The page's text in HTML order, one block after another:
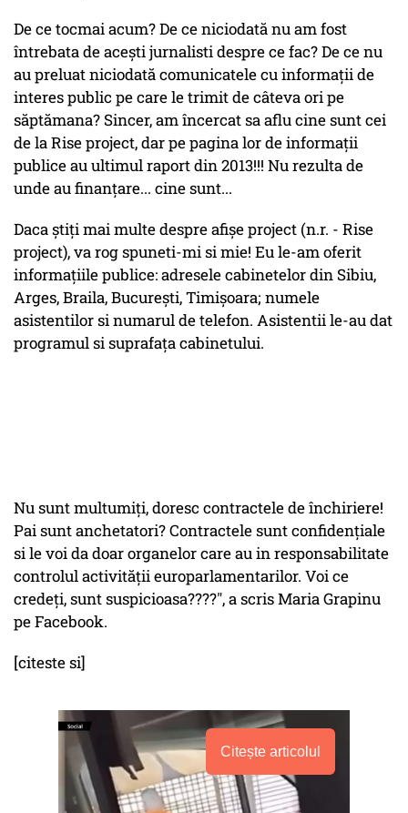
De ce tocmai acum? De ce niciodată nu am fost
întrebata de acești jurnalisti despre ce fac? De ce nu
au preluat niciodată comunicatele cu informații de
interes public pe care le trimit de câteva ori pe
săptămana? Sincer, am încercat sa aflu cine sunt cei
de la Rise project, dar pe pagina lor de informații
publice au ultimul raport din 2013!!! Nu rezulta de
unde au finanțare... cine sunt...
Daca știți mai multe despre afișe project (n.r. - Rise
project), va rog spuneti-mi si mie! Eu le-am oferit
informațiile publice: adresele cabinetelor din Sibiu,
Arges, Braila, București, Timișoara; numele
asistentilor si numarul de telefon. Asistentii le-au dat
programul si suprafața cabinetului.
Nu sunt multumiți, doresc contractele de închiriere!
Pai sunt anchetatori? Contractele sunt confidențiale
si le voi da doar organelor care au in responsabilitate
controlul activității europarlamentarilor. Voi ce
credeți, sunt suspicioasa????", a scris Maria Grapinu
pe Facebook.
[citeste si]
Citește articolul